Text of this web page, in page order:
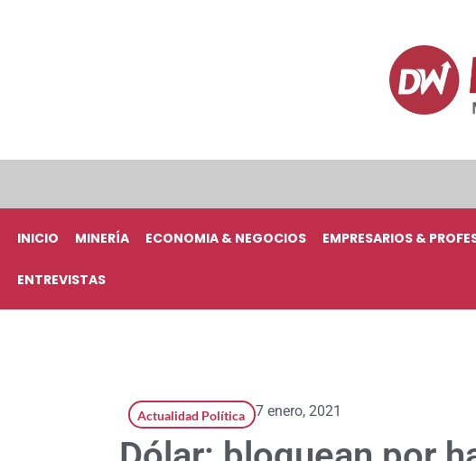
INICIO MINERÍA ECONOMIA & NEGOCIOS EMPRESARIOS &
ENTREVISTAS
Actualidad Política 7 enero, 2021